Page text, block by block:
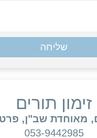
שליחה
זימון תורים
מאוחדת שב"ן,
053-9442985